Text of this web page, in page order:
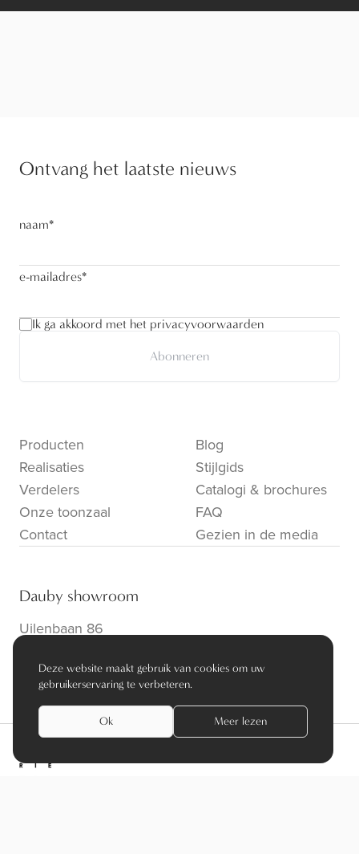
Ontvang het laatste nieuws
naam*
e-mailadres*
Ik ga akkoord met het privacyvoorwaarden
Abonneren
Producten
Realisaties
Verdelers
Onze toonzaal
Contact
Blog
Stijlgids
Catalogi & brochures
FAQ
Gezien in de media
Dauby showroom
Uilenbaan 86
info@dauby.be|+32 3 354 16 86
Deze website maakt gebruik van cookies om uw
gebruikerservaring te verbeteren.
Ok Meer lezen